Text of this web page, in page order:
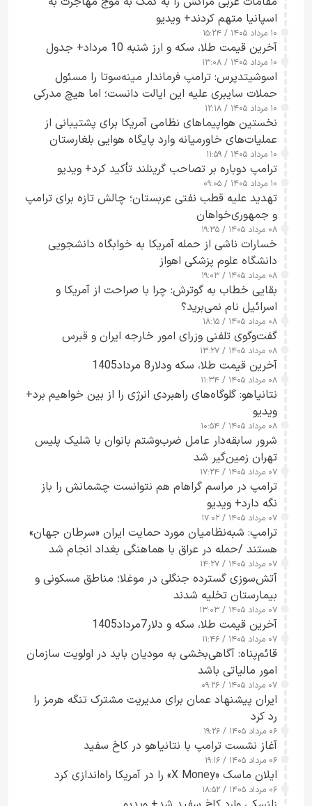
اسپانیا متهم کردند+ ویدیو
۱۰ مرداد ۱۴۰۵ / ۱۵:۲۴
آخرین قیمت طلا، سکه و ارز شنبه 10 مرداد+ جدول
۱۰ مرداد ۱۴۰۵ / ۱۳:۰۸
اسوشیتدپرس: ترامپ فرماندار مینه‌سوتا را مسئول
حملات سایبری علیه این ایالت دانست؛ اما هیچ مدرکی
ارائه نکرد
۱۰ مرداد ۱۴۰۵ / ۱۲:۱۸
نخستین هواپیماهای نظامی آمریکا برای پشتیبانی از
عملیات‌های خاورمیانه وارد پایگاه هوایی بلغارستان
شدند
۱۰ مرداد ۱۴۰۵ / ۱۱:۵۹
ترامپ دوباره بر تصاحب گرینلند تأکید کرد+ ویدیو
۱۰ مرداد ۱۴۰۵ / ۰۹:۰۵
تهدید علیه قطب نفتی عربستان؛ چالش تازه برای ترامپ
و جمهوری‌خواهان
۰۸ مرداد ۱۴۰۵ / ۱۹:۳۵
خسارات ناشی از حمله آمریکا به خوابگاه دانشجویی
دانشگاه علوم پزشکی اهواز
۰۸ مرداد ۱۴۰۵ / ۱۹:۰۳
بقایی خطاب به گوترش: چرا با صراحت از آمریکا و
اسرائیل نام نمی‌برید؟
۰۸ مرداد ۱۴۰۵ / ۱۸:۱۵
گفت‌وگوی تلفنی وزرای امور خارجه ایران و قبرس
۰۸ مرداد ۱۴۰۵ / ۱۳:۲۷
آخرین قیمت طلا، سکه ودلار8 مرداد1405
۰۸ مرداد ۱۴۰۵ / ۱۱:۳۴
نتانیاهو: گلوگاه‌های راهبردی انرژی را از بین خواهیم برد+
ویدیو
۰۸ مرداد ۱۴۰۵ / ۱۰:۵۴
شرور سابقه‌دار عامل ضرب‌وشتم بانوان با شلیک پلیس
تهران زمین‌گیر شد
۰۷ مرداد ۱۴۰۵ / ۱۷:۲۴
ترامپ در مراسم گراهام هم نتوانست چشمانش را باز
نگه دارد+ ویدیو
۰۷ مرداد ۱۴۰۵ / ۱۷:۰۲
ترامپ: شبه‌نظامیان مورد حمایت ایران «سرطان جهان»
هستند /حمله در عراق با هماهنگی بغداد انجام شد
۰۷ مرداد ۱۴۰۵ / ۱۴:۲۷
آتش‌سوزی گسترده جنگلی در موغلا؛ مناطق مسکونی و
بیمارستان تخلیه شدند
۰۷ مرداد ۱۴۰۵ / ۱۳:۰۳
آخرین قیمت طلا، سکه و دلار7مرداد1405
۰۷ مرداد ۱۴۰۵ / ۱۱:۴۶
قائم‌پناه: آگاهی‌بخشی به مودیان باید در اولویت سازمان
امور مالیاتی باشد
۰۷ مرداد ۱۴۰۵ / ۰۹:۲۶
ایران پیشنهاد عمان برای مدیریت مشترک تنگه هرمز را
رد کرد
۰۶ مرداد ۱۴۰۵ / ۱۹:۲۶
آغاز نشست ترامپ با نتانیاهو در کاخ سفید
۰۶ مرداد ۱۴۰۵ / ۱۹:۱۶
ایلان ماسک «X Money» را در آمریکا راه‌اندازی کرد
۰۶ مرداد ۱۴۰۵ / ۱۸:۵۲